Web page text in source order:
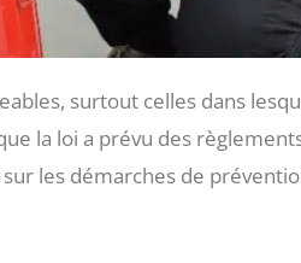
surtout celles dans
la loi a prévu des
les démarches de